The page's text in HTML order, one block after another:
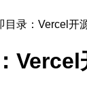
目录：Vercel开